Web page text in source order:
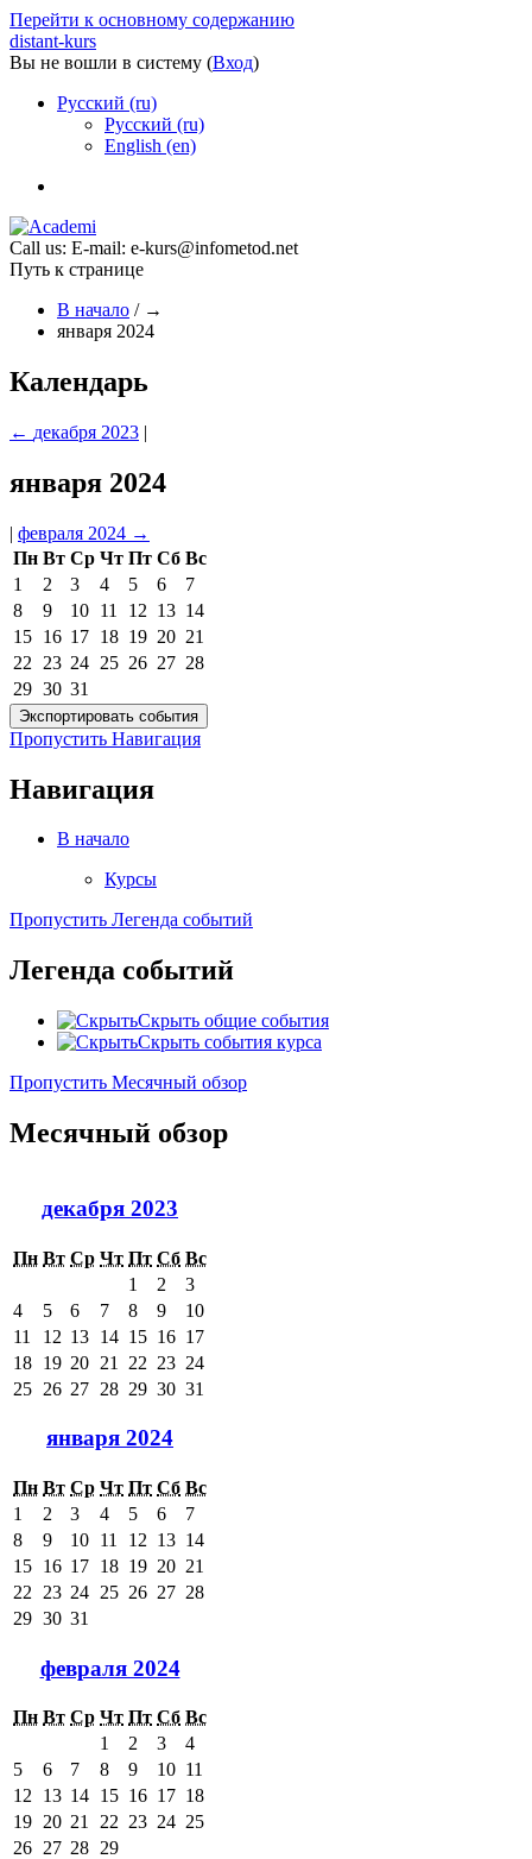
Перейти к основному содержанию
distant-kurs
Вы не вошли в систему (Вход)
Русский ‎(ru)‎
Русский ‎(ru)‎
English ‎(en)‎
Call us: E-mail: e-kurs@infometod.net
Путь к странице
В начало / →
января 2024
Календарь
← декабря 2023 |
января 2024
| февраля 2024 →
Пн Вт Ср Чт Пт Сб Вс
1
2 3 4 5 6
7
8
9 10 11 12 13 14
15 16 17 18 19 20 21
22
23 24 25 26 27 28
29 30 31
Пропустить Навигация
Навигация
В начало
Курсы
Пропустить Легенда событий
Легенда событий
Скрыть общие события
Скрыть события курса
Пропустить Месячный обзор
Месячный обзор
декабря 2023
Пн Вт Ср Чт Пт Сб Вс
1
2
3
4
5 6 7 8 9
10
11
12 13 14 15 16 17
18 19 20 21 22 23 24
25 26 27 28 29 30 31
января 2024
Пн Вт Ср Чт Пт Сб Вс
1
2 3 4 5 6
7
8
9 10 11 12 13 14
15 16 17 18 19 20 21
22
23 24 25 26 27 28
29 30 31
февраля 2024
Пн Вт Ср Чт Пт Сб Вс
1
2 3
4
5
6 7 8 9 10 11
12
13 14 15 16 17 18
19 20 21 22 23 24 25
26 27 28 29